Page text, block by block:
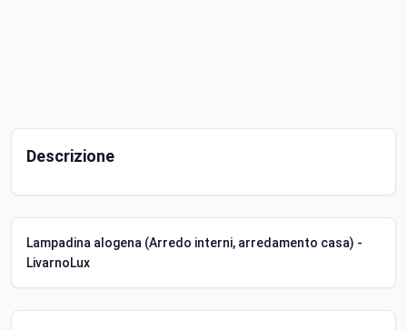
Descrizione
Lampadina alogena (Arredo interni, arredamento casa) -
LivarnoLux